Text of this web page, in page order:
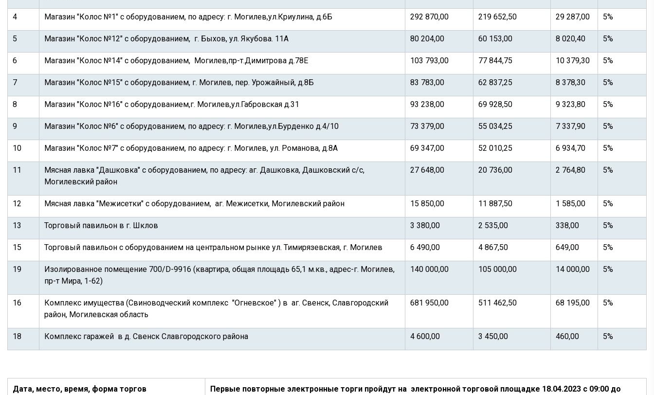
4 Магазин "Колос №1" с оборудованием, по адресу: г. Могилев,ул.Криулина, д.6Б 292 870,00 219 652,50 29 287,00 5%
5 Магазин "Колос №12" с оборудованием, г. Быхов, ул. Якубова. 11А 80 204,00 60 153,00 8 020,40 5%
6 Магазин "Колос №14" с оборудованием, Могилев,пр-т.Димитрова д.78Е 103 793,00 77 844,75 10 379,30 5%
7 Магазин "Колос №15" с оборудованием, г. Могилев, пер. Урожайный, д.8Б 83 783,00 62 837,25 8 378,30 5%
8 Магазин "Колос №16" с оборудованием,г. Могилев,ул.Габровская д.31 93 238,00 69 928,50 9 323,80 5%
9 Магазин "Колос №6" с оборудованием, по адресу: г. Могилев,ул.Бурденко д.4/10 73 379,00 55 034,25 7 337,90 5%
10 Магазин "Колос №7" с оборудованием, по адресу: г. Могилев, ул. Романова, д.8А 69 347,00 52 010,25 6 934,70 5%
11
Мясная лавка "Дашковка" с оборудованием, по адресу: аг. Дашковка, Дашковский с/с,
Могилевский район
27 648,00 20 736,00 2 764,80 5%
12 Мясная лавка "Межисетки" с оборудованием, аг. Межисетки, Могилевский район 15 850,00 11 887,50 1 585,00 5%
13 Торговый павильон в г. Шклов 3 380,00 2 535,00 338,00 5%
15 Торговый павильон с оборудованием на центральном рынке ул. Тимирязевская, г. Могилев 6 490,00 4 867,50 649,00 5%
19
Изолированное помещение 700/D-9916 (квартира, общая площадь 65,1 м.кв., адрес-г. Могилев,
пр-т Мира, 1-62)
140 000,00 105 000,00 14 000,00 5%
16
Комплекс имущества (Свиноводческий комплекс "Огневское" ) в аг. Свенск, Славгородский
район, Могилевская область
681 950,00 511 462,50 68 195,00 5%
18 Комплекс гаражей в д. Свенск Славгородского района 4 600,00 3 450,00 460,00 5%
Дата, место, время, форма торгов
Первые повторные электронные торги пройдут на электронной торговой площадке 18.04.2023 с 09:00 до